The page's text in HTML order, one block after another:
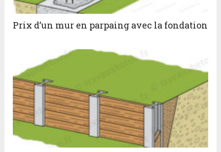
Prix d’un mur en parpaing avec la fondation